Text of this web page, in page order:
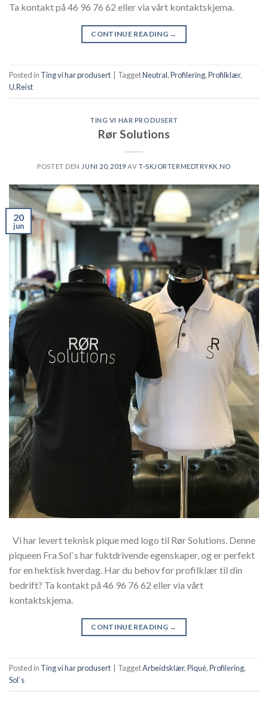
Ta kontakt på 46 96 76 62 eller via vårt kontaktskjema.
CONTINUE READING →
Posted in Ting vi har produsert TaggetNeutral,Profilering,Profilklær,
U.Reist
TING VI HAR PRODUSERT
Rør Solutions
POSTET DEN JUNI 20, 2019 AV T-SKJORTERMEDTRYKK.NO
20
jun
Vi har levert teknisk pique med logo til Rør Solutions. Denne
piqueen Fra Sol`s har fuktdrivende egenskaper, og er perfekt
for en hektisk hverdag. Har du behov for profilklær til din
bedrift? Ta kontakt på 46 96 76 62 eller via vårt
kontaktskjema.
CONTINUE READING →
Posted in Ting vi har produsert TaggetArbeidsklær,Piqué,Profilering,
Sol`s